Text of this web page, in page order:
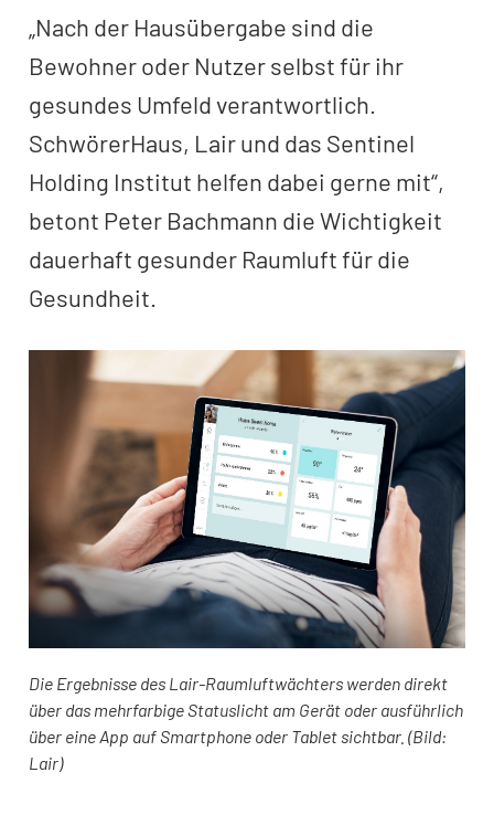
„Nach der Hausübergabe sind die
Bewohner oder Nutzer selbst für ihr
gesundes Umfeld verantwortlich.
SchwörerHaus, Lair und das Sentinel
Holding Institut helfen dabei gerne mit“,
betont Peter Bachmann die Wichtigkeit
dauerhaft gesunder Raumluft für die
Gesundheit.
Die Ergebnisse des Lair-Raumluftwächters werden direkt
über das mehrfarbige Statuslicht am Gerät oder ausführlich
über eine App auf Smartphone oder Tablet sichtbar. (Bild:
Lair)